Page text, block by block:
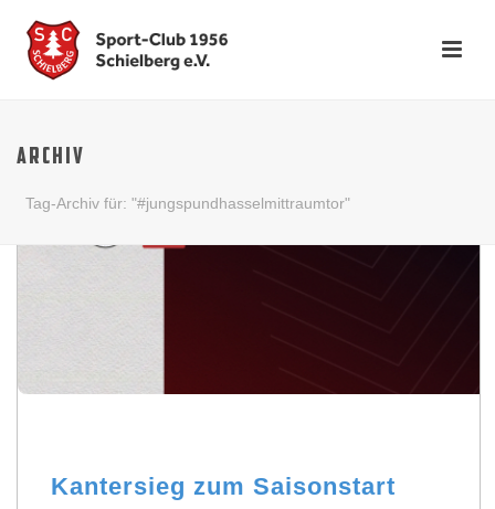
ARCHIV
Tag-Archiv für: "#jungspundhasselmittraumtor"
Kantersieg zum Saisonstart